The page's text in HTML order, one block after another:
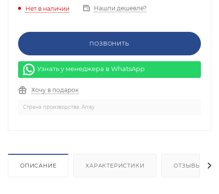
Нет в наличии Нашли дешевле?
ПОЗВОНИТЬ
Узнать у менеджера в WhatsApp
Хочу в подарок
Страна производства: Array
ОПИСАНИЕ ХАРАКТЕРИСТИКИ ОТЗЫВЫ